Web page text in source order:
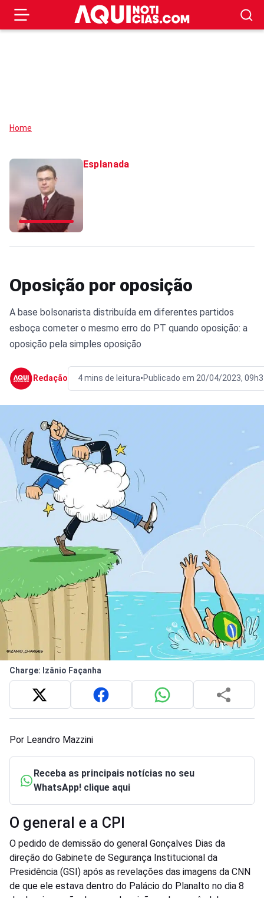
Home
Esplanada
Oposição por oposição
A base bolsonarista distribuída em diferentes partidos
esboça cometer o mesmo erro do PT quando oposição: a
oposição pela simples oposição
Redação 4 mins de leitura•Publicado em 20/04/2023,
Charge: Izânio Façanha
Por Leandro Mazzini
Receba as principais notícias no seu
WhatsApp! clique aqui
O general e a CPI
O pedido de demissão do general Gonçalves Dias da
direção do Gabinete de Segurança Institucional da
Presidência (GSI) após as revelações das imagens da CNN
de que ele estava dentro do Palácio do Planalto no dia 8